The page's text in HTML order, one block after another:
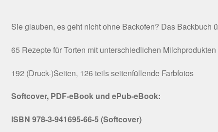
Sie glauben, es geht nicht ohne Backofen? Das Backbuch
65 Rezepte für Torten mit unterschiedlichen
192 (Druck-)Seiten, 126 teils seitenfüllende Farbfotos
Softcover, PDF-eBook und ePub-eBook:
ISBN 978-3-941695-66-5 (Softcover)